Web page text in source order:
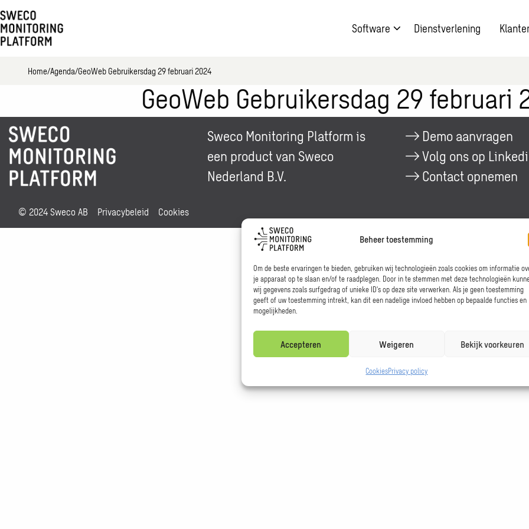
Beheer toestemming
Om de beste ervaringen te bieden, gebruiken wij technologieën zoals cookies om informatie
je apparaat op te slaan en/of te raadplegen. Door in te stemmen met deze technologieën
wij gegevens zoals surfgedrag of unieke ID's op deze site verwerken. Als je geen toestemming
geeft of uw toestemming intrekt, kan dit een nadelige invloed hebben op bepaalde functies en
mogelijkheden.
Accepteren Weigeren Bekijk voorkeuren
CookiesPrivacy policy
Software Dienstverlening
Home Agenda GeoWeb Gebruikersdag 29 februari 2024
GeoWeb Gebruikersdag 29 februari
Sweco Monitoring Platform is
een product van Sweco
Nederland B.V.
Demo aanvragen
Volg ons op
Contact opnemen
© 2024 Sweco AB Privacybeleid Cookies